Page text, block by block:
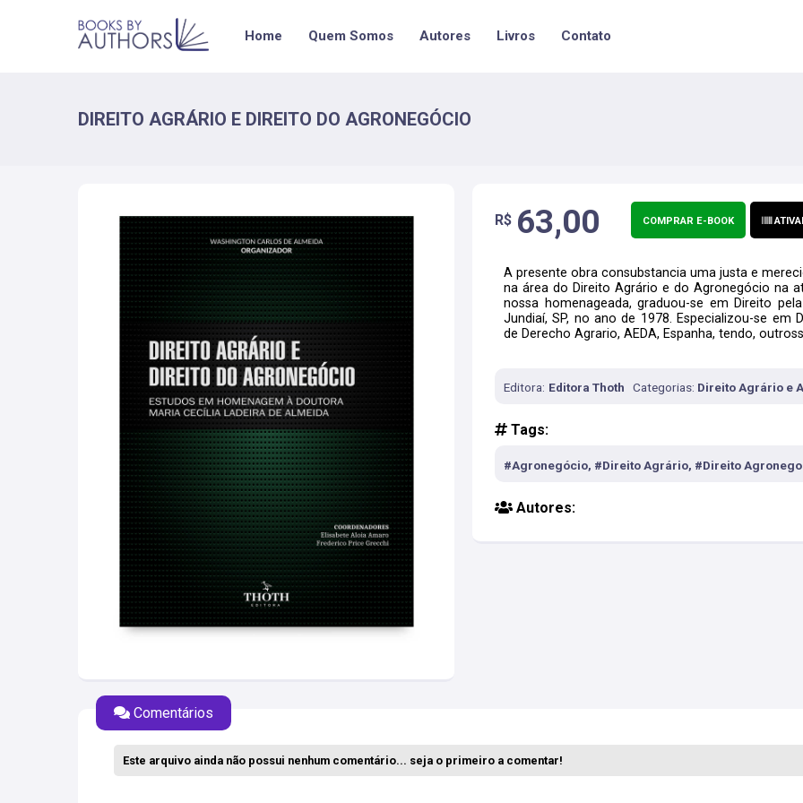
Home Quem Somos Autores Livros Contato
DIREITO AGRÁRIO E DIREITO DO AGRONEGÓCIO
R$ 63,00 COMPRAR E-BOOK
A presente obra consubstancia uma justa e
na área do Direito Agrário e do Agronegócio na
nossa homenageada, graduou-se em Direito
Jundiaí, SP, no ano de 1978. Especializou-se
de Derecho Agrario, AEDA, Espanha, tendo,
Editora: Editora Thoth Categorias: Direito Agrário e
Tags:
#Agronegócio, #Direito Agrário, #Direito
Autores:
Comentários
Este arquivo ainda não possui nenhum comentário... seja o primeiro a comentar!